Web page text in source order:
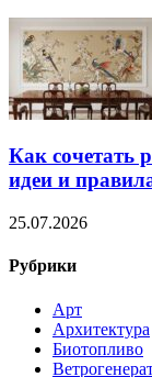
Как сочетать
идеи и
25.07.2026
Рубрики
Арт
Архитектура
Биотопливо